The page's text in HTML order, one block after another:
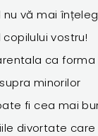
vă mai
vostru!
ca forma
minorilor
fi cea mai
divortate